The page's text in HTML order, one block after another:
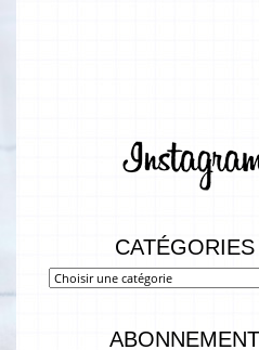
CATÉGORIES
ABONNEMENT